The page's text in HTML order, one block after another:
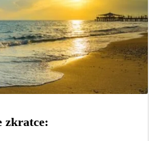
zkratce: